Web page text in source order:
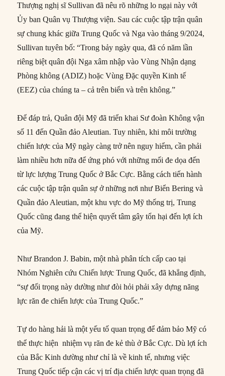
Thượng nghị sĩ Sullivan đã nêu rõ những lo ngại này với
Ủy ban Quân vụ Thượng viện. Sau các cuộc tập trận quân
sự chung khác giữa Trung Quốc và Nga vào tháng 9/2024,
Sullivan tuyên bố: “Trong bảy ngày qua, đã có năm lần
riêng biệt quân đội Nga xâm nhập vào Vùng Nhận dạng
Phòng không (ADIZ) hoặc Vùng Đặc quyền Kinh tế
(EEZ) của chúng ta – cả trên biển và trên không.”
Để đáp trả, Quân đội Mỹ đã triển khai Sư đoàn Không vận
số 11 đến Quần đảo Aleutian. Tuy nhiên, khi môi trường
chiến lược của Mỹ ngày càng trở nên nguy hiểm, cần phải
làm nhiều hơn nữa để ứng phó với những mối đe dọa đến
từ lực lượng Trung Quốc ở Bắc Cực. Bằng cách tiến hành
các cuộc tập trận quân sự ở những nơi như Biển Bering và
Quần đảo Aleutian, một khu vực do Mỹ thống trị, Trung
Quốc cũng đang thể hiện quyết tâm gây tổn hại đến lợi ích
của Mỹ.
Như Brandon J. Babin, một nhà phân tích cấp cao tại
Nhóm Nghiên cứu Chiến lược Trung Quốc, đã khẳng định,
“sự đối trọng này dường như đòi hỏi phải xây dựng năng
lực răn đe chiến lược của Trung Quốc.”
Tự do hàng hải là một yếu tố quan trọng để đảm bảo Mỹ có
thể thực hiện nhiệm vụ răn đe kẻ thù ở Bắc Cực. Dù lợi ích
của Bắc Kinh dường như chỉ là về kinh tế, nhưng việc
Trung Quốc tiếp cận các vị trí địa chiến lược quan trọng đã